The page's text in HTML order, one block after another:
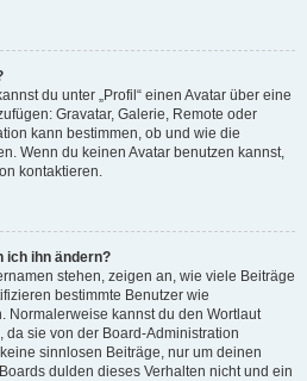
du unter „Profil“ einen Avatar über eine
Gravatar, Galerie, Remote oder
kann bestimmen, ob und wie die
Wenn du keinen Avatar benutzen kannst,
kontaktieren.
ich ihn ändern?
stehen, zeigen an, wie viele Beiträge
bestimmte Benutzer wie
Normalerweise kannst du den Wortlaut
sie von der Board-Administration
sinnlosen Beiträge, nur um deinen
dulden dieses Verhalten nicht und ein